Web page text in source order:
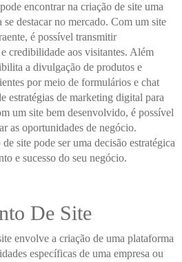
encontrar na criação de site uma
destacar no mercado. Com um site
é possível transmitir
credibilidade aos visitantes. Além
a divulgação de produtos e
por meio de formulários e chat
estratégias de marketing digital para
um site bem desenvolvido, é possível
as oportunidades de negócio.
site pode ser uma decisão estratégica
e sucesso do seu negócio.
De Site
envolve a criação de uma plataforma
específicas de uma empresa ou